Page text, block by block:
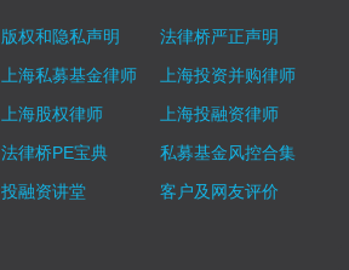
版权和隐私声明
法律桥严正声明
上海私募基金律师
上海投资并购律师
上海股权律师
上海投融资律师
法律桥PE宝典
私募基金风控合集
投融资讲堂
客户及网友评价